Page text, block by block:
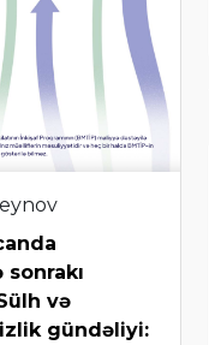
və
gündəliyi: